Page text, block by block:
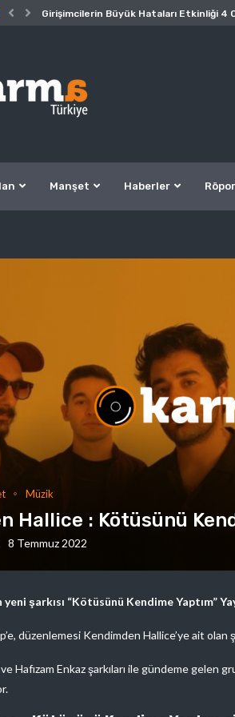
Girişimcilerin Büyük Hataları Etkinliği 4
Manşet Haberler
Müzik
Hallice : Kötüsünü
8 Temmuz 2022
şarkısı “Kötüsünü Kendime Yaptım”
düzenlemesi Kendimden Hallice’ye ait
ve Hafızam Enkaz şarkıları ile gündeme